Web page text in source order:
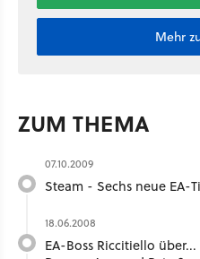
Mehr
ZUM THEMA
07.10.2009
Steam - Sechs neue EA-
18.06.2008
EA-Boss Riccitiello